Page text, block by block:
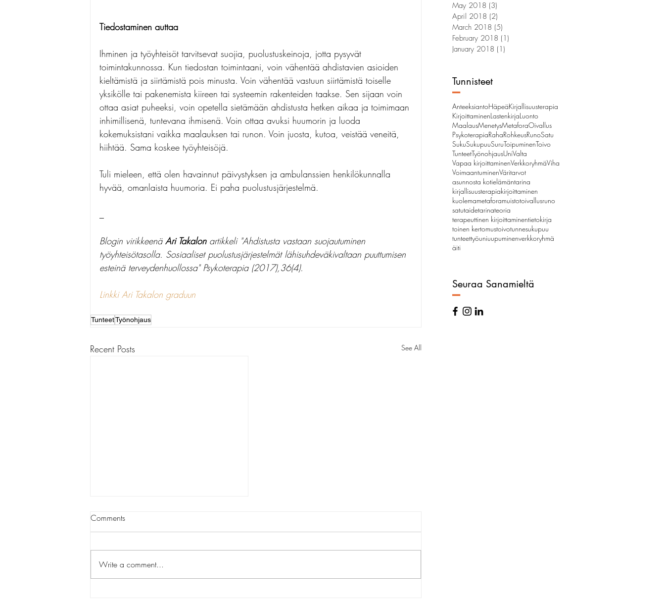
Tiedostaminen auttaa
Ihminen ja työyhteisöt tarvitsevat suojia, puolustuskeinoja, jotta pysyvät
toimintakunnossa. Kun tiedostan toimintaani, voin vähentää ahdistavien asioiden
kieltämistä ja siirtämistä pois minusta. Voin vähentää vastuun siirtämistä toiselle
yksikölle tai pakenemista kiireen tai systeemin rakenteiden taakse. Sen sijaan voin
ottaa asiat puheeksi, voin opetella sietämään ahdistusta hetken aikaa ja toimimaan
inhimillisenä, tuntevana ihmisenä. Voin ottaa avuksi huumorin ja luoda
kokemuksistani vaikka maalauksen tai runon. Voin juosta, kutoa, veistää veneitä,
hiihtää. Sama koskee työyhteisöjä.
Tuli mieleen, että olen havainnut päivystyksen ja ambulanssien henkilökunnalla
hyvää, omanlaista huumoria. Ei paha puolustusjärjestelmä.
Blogin virikkeenä Ari Takalon artikkeli "Ahdistusta vastaan suojautuminen
työyhteisötasolla. Sosiaaliset puolustusjärjestelmät lähisuhdeväkivaltaan puuttumisen
esteinä terveydenhuollossa" Psykoterapia (2017),36(4).
Linkki Ari Takalon graduun
TunteetTyönohjaus
Recent Posts See All
Hyvästit. Hengität vielä.
Comments
Write a comment...
May 2018 (3)
April 2018 (2)
March 2018 (5)
February 2018 (1)
January 2018 (1)
Tunnisteet
–
AnteeksiantoHäpeäKirjallisuusterapia
KirjoittaminenLastenkirjaLuonto
MaalausMenetysMetaforaOivallus
PsykoterapiaRahaRohkeusRunoSatu
SukuSukupuuSuruToipuminenToivo
TunteetTyönohjausUniValta
Vapaa kirjoittaminenVerkkoryhmäViha
VoimaantuminenVäritarvot
asunnosta kotielämäntarina
kirjallisuusterapiakirjoittaminen
kuolemametaforamuistotoivallusruno
satutaidetarinateoria
terapeuttinen kirjoittaminentietokirja
toinen kertomustoivotunnesukupuu
tunteettyöuniuupuminenverkkoryhmä
äiti
Seuraa Sanamieltä
–